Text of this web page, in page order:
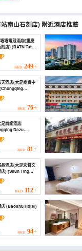
南山石刻店) 附近酒店推薦
塔電競酒店(重慶
Tata
Hotel
Dazu Stone
HKD 249+
天酒店(大足商貿中
Hotel (Dazu
Center))
HKD 76+
詩諾酒店
Dazu
Hotel)
HKD 81+
品酒店(大足宏聲文
Ting
Hotel)
HKD 112+
寶樹酒店 (Baoshu Hotel)
HKD 94+